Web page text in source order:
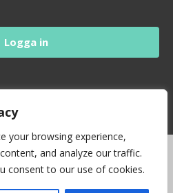
your browsing experience,
and analyze our traffic.
consent to our use of cookies.
Logga in
Srf